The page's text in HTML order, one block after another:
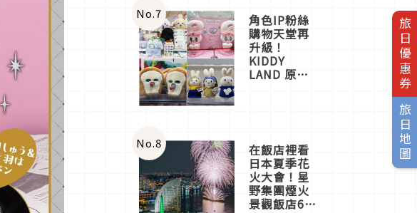
旅日優惠券
旅日地圖
一同給出了
答案
No.7 角色IP粉絲
購物天堂再
升級！
KIDDY
LAND 原宿
店3分即達
No.8 在飯店裡看
日本夏季花
火大會！星
野集團煙火
景觀飯店6